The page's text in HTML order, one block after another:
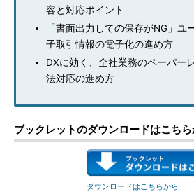
容と対応ポイント
「書面出力しての保存がNG」ユ
子取引情報の電子化の進め方
DXに効く、全社業務のペーパー
法対応の進め方
ブックレットのダウンロードはこちら
ダウンロードはこちらから